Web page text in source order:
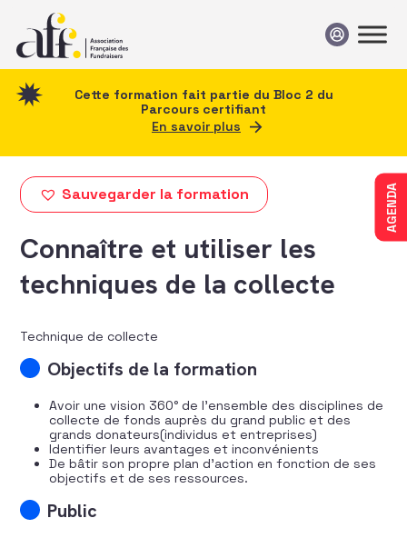
AGENDA
Cette formation fait partie du Bloc 2 du
Parcours certifiant
En savoir plus
Sauvegarder la formation
Connaître et utiliser les
techniques de la collecte
Technique de collecte
Objectifs de la formation
Avoir une vision 360° de l’ensemble des disciplines de
collecte de fonds auprès du grand public et des
grands donateurs(individus et entreprises)
Identifier leurs avantages et inconvénients
De bâtir son propre plan d’action en fonction de ses
objectifs et de ses ressources.
Public